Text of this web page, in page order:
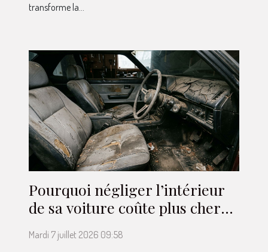
transforme la...
Pourquoi négliger l’intérieur
de sa voiture coûte plus cher
Mardi 7 juillet 2026 09:58